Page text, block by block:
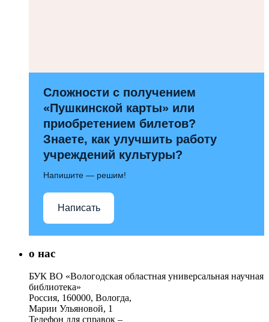
Сложности с получением
«Пушкинской карты» или
приобретением билетов?
Знаете, как улучшить работу
учреждений культуры?
Напишите — решим!
Написать
о нас
БУК ВО «Вологодская областная универсальная научная
библиотека»
Россия, 160000, Вологда,
Марии Ульяновой, 1
Телефон для справок –